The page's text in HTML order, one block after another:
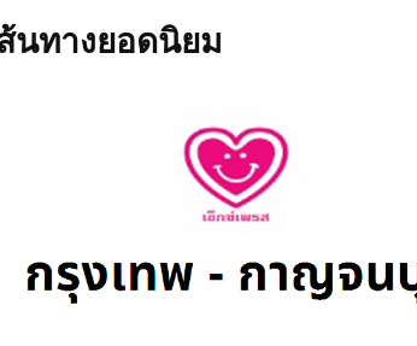
นทางยอดนิยม